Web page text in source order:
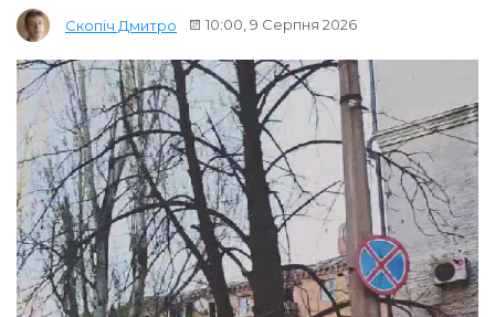
Скопіч Дмитро 10:00, 9 Серпня 2026